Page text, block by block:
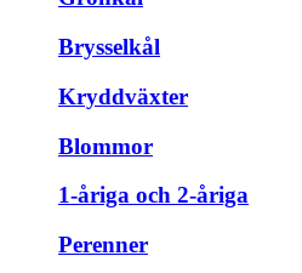
Brysselkål
Kryddväxter
Blommor
1-åriga och 2-åriga
Perenner